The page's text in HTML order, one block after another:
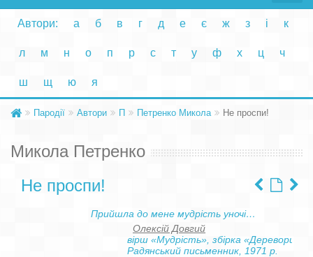
Автори: а б в г д е є ж з і к
л м н о п р с т у ф х ц ч
ш щ ю я
Пародії Автори П Петренко Микола Не проспи!
Микола Петренко
Не проспи!
Олексій Довгий
вірш «Мудрість», збірка
             Радянський письменник, 1971 р.